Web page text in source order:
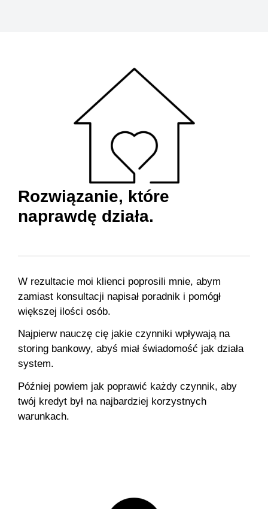
Rozwiązanie, które
naprawdę działa.
W rezultacie moi klienci poprosili mnie, abym
zamiast konsultacji napisał poradnik i pomógł
większej ilości osób.
Najpierw nauczę cię jakie czynniki wpływają na
storing bankowy, abyś miał świadomość jak działa
system.
Później powiem jak poprawić każdy czynnik, aby
twój kredyt był na najbardziej korzystnych
warunkach.